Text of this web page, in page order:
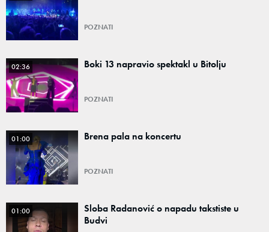
POZNATI
02:36 Boki 13 napravio spektakl u Bitolju
POZNATI
01:00 Brena pala na koncertu
POZNATI
01:00
Sloba Radanović o napadu takstiste u
Budvi